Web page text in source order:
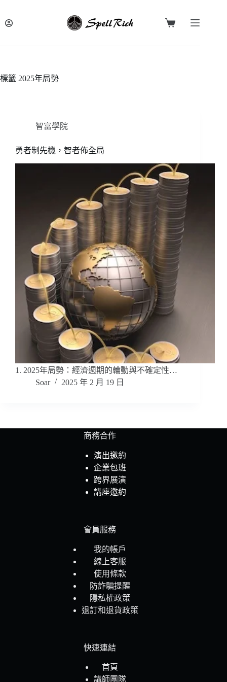
至
購
標籤 2025年局勢
智富學院
勇者制先機，智者佈全局
1. 2025年局勢：經濟週期的輪動與不確定性…
Soar
2025 年 2 月 19 日
商務合作
演出邀約
企業包班
跨界展演
講座邀約
會員服務
我的帳戶
線上客服
使用條款
防詐騙提醒
隱私權政策
退訂和退貨政策
快速連結
首頁
講師團隊